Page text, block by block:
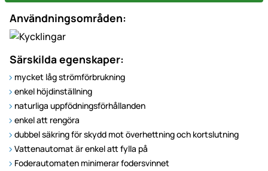
Användningsområden:
Särskilda egenskaper:
mycket låg strömförbrukning
enkel höjdinställning
naturliga uppfödningsförhållanden
enkel att rengöra
dubbel säkring för skydd mot överhettning och kortslutning
Vattenautomat är enkel att fylla på
Foderautomaten minimerar fodersvinnet